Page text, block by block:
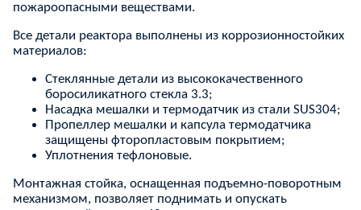
пожароопасными веществами.
Все детали реактора выполнены из коррозионностойких
материалов:
Стеклянные детали из высококачественного
боросиликатного стекла 3.3;
Насадка мешалки и термодатчик из стали SUS304;
Пропеллер мешалки и капсула термодатчика
защищены фторопластовым покрытием;
Уплотнения тефлоновые.
Монтажная стойка, оснащенная подъемно-поворотным
механизмом, позволяет поднимать и опускать